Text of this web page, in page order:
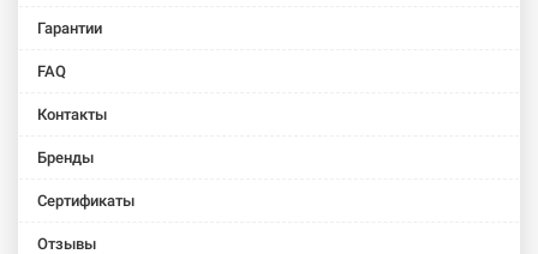
Гарантии
FAQ
Контакты
Бренды
Сертификаты
Отзывы